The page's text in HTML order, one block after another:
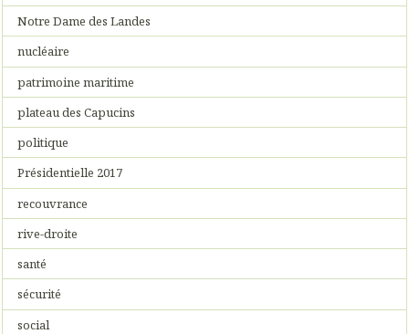
Notre Dame des Landes
nucléaire
patrimoine maritime
plateau des Capucins
politique
Présidentielle 2017
recouvrance
rive-droite
santé
sécurité
social